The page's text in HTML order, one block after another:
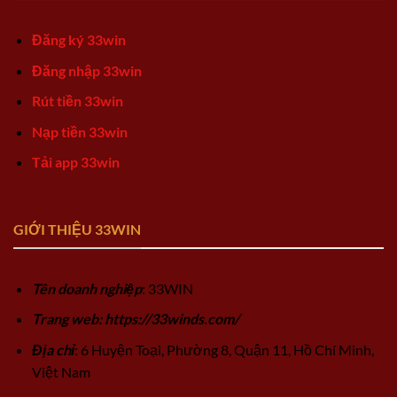
Đăng ký 33win
Đăng nhập 33win
Rút tiền 33win
Nạp tiền 33win
Tải app 33win
GIỚI THIỆU 33WIN
Tên doanh nghiệp: 33WIN
Trang web: https://33winds.com/
Địa chỉ: 6 Huyện Toại, Phường 8, Quận 11, Hồ Chí Minh,
Việt Nam